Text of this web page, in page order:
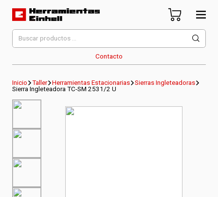
Herramientas Einhell
Distribuidor Oficial
Contacto
Buscar
por:
Inicio Taller Herramientas Estacionarias
Sierras Ingleteadoras
Sierra Ingleteadora TC-SM 2531/2 U